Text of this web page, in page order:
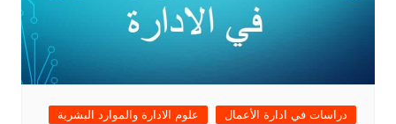
دراسات في ادارة الأعمال علوم الادارة والموارد البشرية